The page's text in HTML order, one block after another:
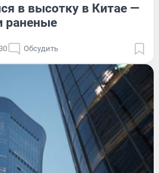
в высотку в Китае —
раненые
Обсудить